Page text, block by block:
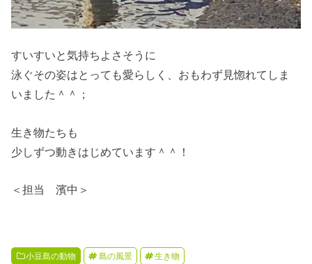
すいすいと気持ちよさそうに
泳ぐその姿はとっても愛らしく、おもわず見惚れてしま
いました＾＾；
生き物たちも
少しずつ動きはじめています＾＾！
＜担当 濱中＞
小豆島の動物 島の風景 生き物